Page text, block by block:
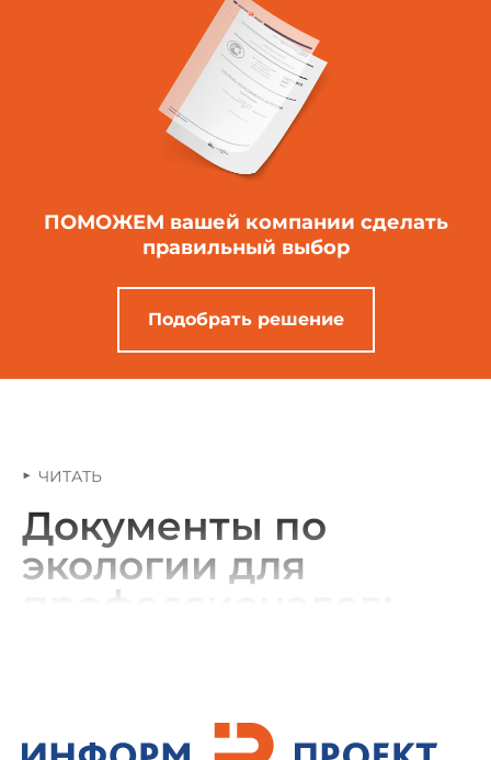
ПОМОЖЕМ вашей компании сделать
правильный выбор
Подобрать решение
ЧИТАТЬ
Документы по
экологии для
профессионалов:
Система «Техэксперт: Экология» — это надежный